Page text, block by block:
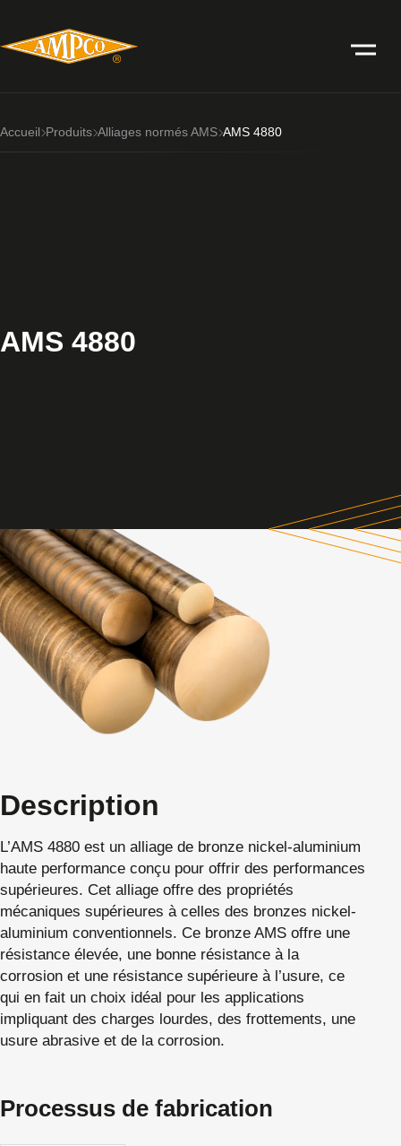
Accueil Produits Alliages normés AMS AMS 4880
AMS 4880
Description
L’AMS 4880 est un alliage de bronze nickel-aluminium
haute performance conçu pour offrir des performances
supérieures. Cet alliage offre des propriétés
mécaniques supérieures à celles des bronzes nickel-
aluminium conventionnels. Ce bronze AMS offre une
résistance élevée, une bonne résistance à la
corrosion et une résistance supérieure à l’usure, ce
qui en fait un choix idéal pour les applications
impliquant des charges lourdes, des frottements, une
usure abrasive et de la corrosion.
Processus de fabrication